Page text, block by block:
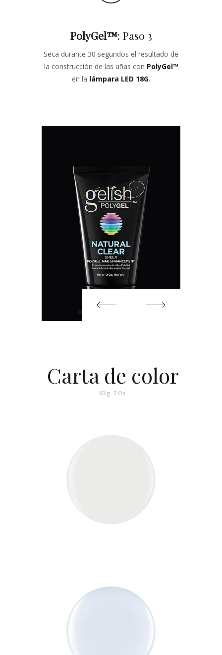
PolyGel™: Paso 3
Seca durante 30 segundos el resultado de
la construcción de las uñas con PolyGel™
en la lámpara LED 18G.
Carta de color
60 g. 2 Oz.